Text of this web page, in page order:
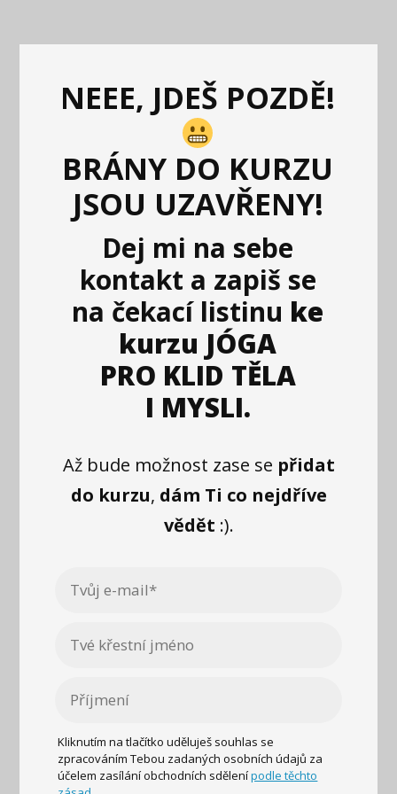
NEEE, JDEŠ POZDĚ!
BRÁNY DO KURZU
JSOU UZAVŘENY!
Dej mi na sebe
kontakt a zapiš se
na čekací listinu ke
kurzu JÓGA
PRO KLID TĚLA
I MYSLI.
Až bude možnost zase se přidat
do kurzu, dám Ti co nejdříve
vědět :).
Kliknutím na tlačítko uděluješ souhlas se
zpracováním Tebou zadaných osobních údajů za
účelem zasílání obchodních sdělenípodle těchto